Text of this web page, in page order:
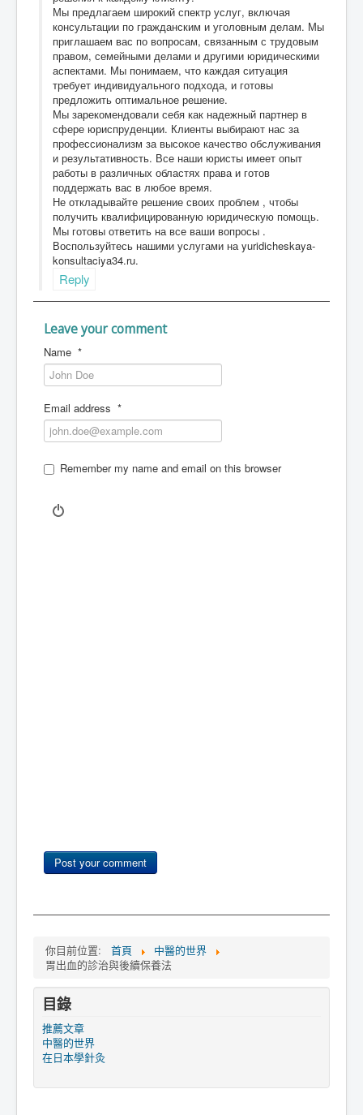
Мы предлагаем широкий спектр услуг, включая
консультации по гражданским и уголовным делам. Мы
приглашаем вас по вопросам, связанным с трудовым
правом, семейными делами и другими юридическими
аспектами. Мы понимаем, что каждая ситуация
требует индивидуального подхода, и готовы
предложить оптимальное решение.
Мы зарекомендовали себя как надежный партнер в
сфере юриспруденции. Клиенты выбирают нас за
профессионализм за высокое качество обслуживания
и результативность. Все наши юристы имеет опыт
работы в различных областях права и готов
поддержать вас в любое время.
Не откладывайте решение своих проблем , чтобы
получить квалифицированную юридическую помощь.
Мы готовы ответить на все ваши вопросы .
Воспользуйтесь нашими услугами на yuridicheskaya-
konsultaciya34.ru.
Reply
Leave your comment
Name *
Email address *
Remember my name and email on this browser
Post your comment
你目前位置: 首頁
中醫的世界
胃出血的診治與後續保養法
目錄
推薦文章
中醫的世界
在日本學針灸